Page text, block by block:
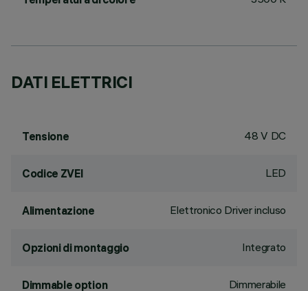
DATI ELETTRICI
Tensione 48 V DC
Codice ZVEI LED
Alimentazione Elettronico Driver incluso
Opzioni di montaggio Integrato
Dimmable option Dimmerabile